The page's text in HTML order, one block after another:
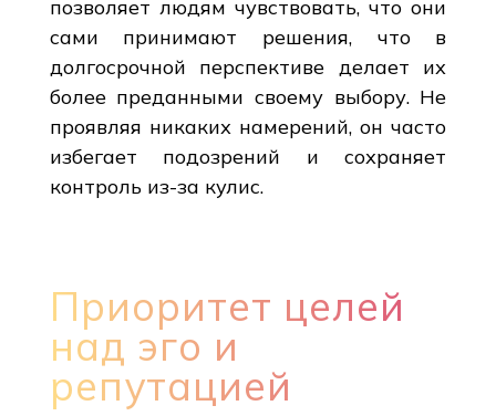
позволяет людям чувствовать, что они
сами принимают решения, что в
долгосрочной перспективе делает их
более преданными своему выбору. Не
проявляя никаких намерений, он часто
избегает подозрений и сохраняет
контроль из-за кулис.
Приоритет целей
над эго и
репутацией